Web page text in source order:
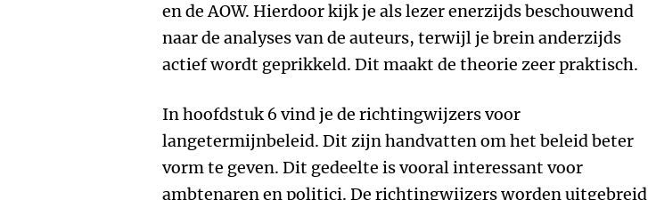
en de AOW. Hierdoor kijk je als lezer enerzijds beschouwend
naar de analyses van de auteurs, terwijl je brein anderzijds
actief wordt geprikkeld. Dit maakt de theorie zeer praktisch.
In hoofdstuk 6 vind je de richtingwijzers voor
langetermijnbeleid. Dit zijn handvatten om het beleid beter
vorm te geven. Dit gedeelte is vooral interessant voor
ambtenaren en politici. De richtingwijzers worden uitgebreid